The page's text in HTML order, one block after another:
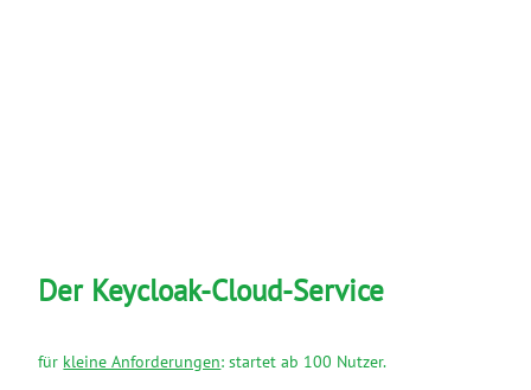
Der Keycloak-Cloud-Service
für kleine Anforderungen: startet ab 100 Nutzer.